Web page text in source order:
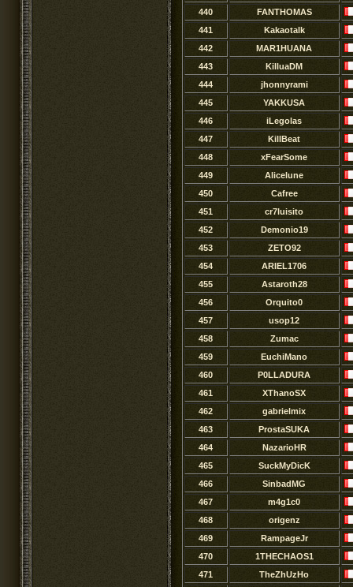
440
FANTHOMAS
441
Kakaotalk
442
MAR1HUANA
443
KilluaDM
444
jhonnyrami
445
YAKKUSA
446
iLegolas
447
KillBeat
448
xFearSome
449
Alicelune
450
Cafree
451
cr7luisito
452
Demonio19
453
ZETO92
454
ARIEL1706
455
Astaroth28
456
Orquito0
457
usop12
458
Zumac
459
EuchiMano
460
P0LLADURA
461
XThanoSX
462
gabrielmix
463
ProstaSUKA
464
NazarioHR
465
SuckMyDicK
466
SinbadMG
467
m4g1c0
468
origenz
469
RampageJr
470
1THECHAOS1
471
TheZhUzHo